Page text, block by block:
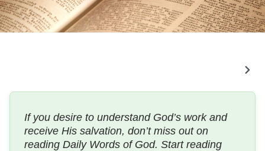
If you desire to understand God’s work and
receive His salvation, don’t miss out on
reading Daily Words of God. Start reading